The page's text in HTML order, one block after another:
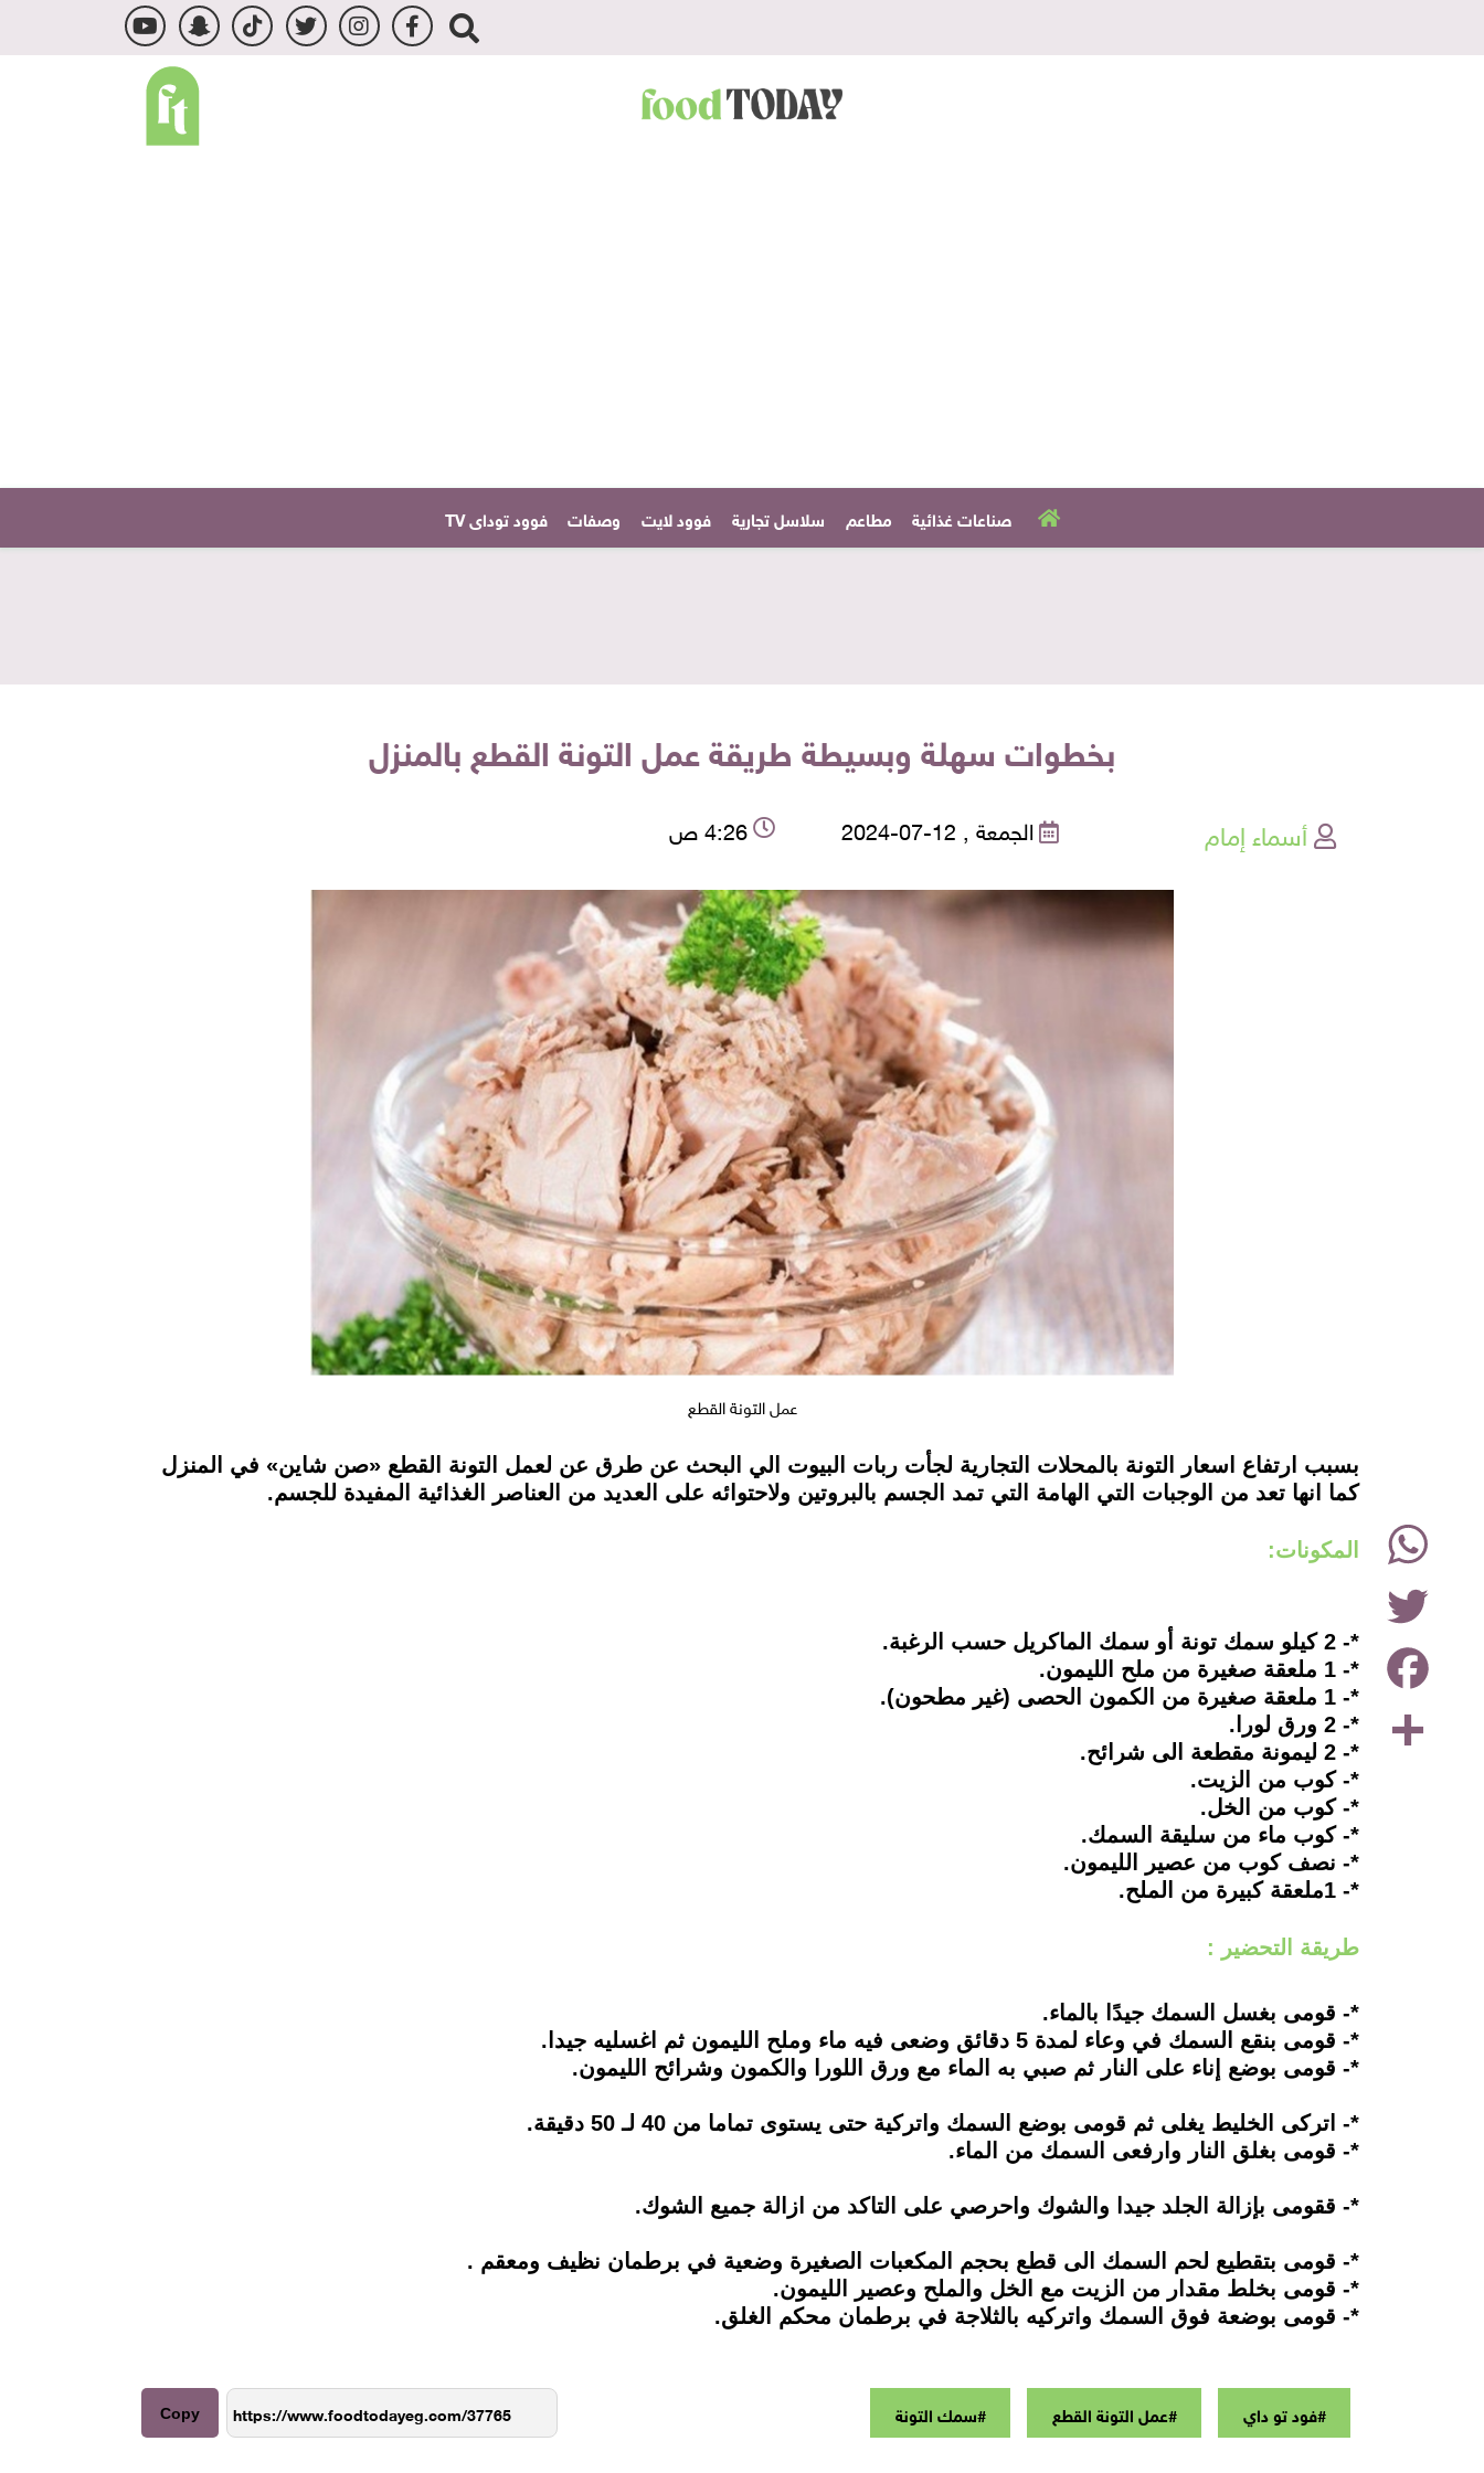
صناعات غذائية مطاعم سلاسل تجارية فوود لايت وصفات فوود توداى TV
بخطوات سهلة وبسيطة طريقة عمل التونة القطع بالمنزل
أسماء إمام الجمعة , 12-07-2024 4:26 ص
عمل التونة القطع
Share
Facebook
Twitter
WhatsApp
instagramبسبب ارتفاع اسعار التونة بالمحلات التجارية لجأت ربات البيوت الي البحث عن طرق عن لعمل التونة القطع «صن شاين» في المنزل
كما انها تعد من الوجبات التي الهامة التي تمد الجسم بالبروتين ولاحتوائه على العديد من العناصر الغذائية المفيدة للجسم.
المكونات:
*- 2 كيلو سمك تونة أو سمك الماكريل حسب الرغبة.
*- 1 ملعقة صغيرة من ملح الليمون.
*- 1 ملعقة صغيرة من الكمون الحصى (غير مطحون).
*- 2 ورق لورا.
*- 2 ليمونة مقطعة الى شرائح.
*- كوب من الزيت.
*- كوب من الخل.
*- كوب ماء من سليقة السمك.
*- نصف كوب من عصير الليمون.
*- 1ملعقة كبيرة من الملح.
طريقة التحضير :
*- قومى بغسل السمك جيدًا بالماء.
*- قومى بنقع السمك في وعاء لمدة 5 دقائق وضعى فيه ماء وملح الليمون ثم اغسليه جيدا.
*- قومى بوضع إناء على النار ثم صبي به الماء مع ورق اللورا والكمون وشرائح الليمون.
*- اتركى الخليط يغلى ثم قومى بوضع السمك واتركية حتى يستوى تماما من 40 لـ 50 دقيقة.
*- قومى بغلق النار وارفعى السمك من الماء.
*- ققومى بإزالة الجلد جيدا والشوك واحرصي على التاكد من ازالة جميع الشوك.
*- قومى بتقطيع لحم السمك الى قطع بحجم المكعبات الصغيرة وضعية في برطمان نظيف ومعقم .
*- قومى بخلط مقدار من الزيت مع الخل والملح وعصير الليمون.
*- قومى بوضعة فوق السمك واتركيه بالثلاجة في برطمان محكم الغلق.
#فود تو داي #عمل التونة القطع #سمك التونة Copy